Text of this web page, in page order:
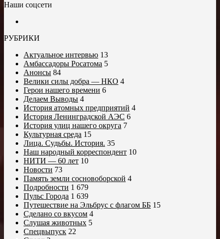
Наши соцсети
РУБРИКИ
Актуальное интервью 13
Амбассадоры Росатома 5
Анонсы 84
Велики силы добра — НКО 4
Герои нашего времени 6
Делаем Выводы 4
История атомных предприятий 4
История Ленинградской АЭС 6
История улиц нашего округа 7
Культурная среда 15
Лица. Судьбы. История. 35
Наш народный корреспондент 10
НИТИ — 60 лет 10
Новости 73
Память земли сосновоборской 4
Подробности 1 679
Пульс Города 1 639
Путешествие на Эльбрус с флагом ББ 15
Сделано со вкусом 4
Слушая животных 5
Спецвыпуск 22